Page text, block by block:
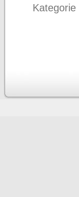
Kategorie